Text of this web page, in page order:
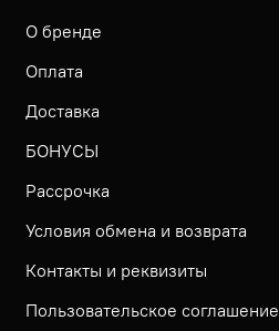
О бренде
Оплата
Доставка
БОНУСЫ
Рассрочка
Условия обмена и возврата
Контакты и реквизиты
Пользовательское соглашение